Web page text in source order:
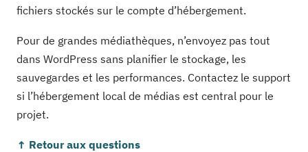
fichiers stockés sur le compte d’hébergement.
Pour de grandes médiathèques, n’envoyez pas tout
dans WordPress sans planifier le stockage, les
sauvegardes et les performances. Contactez le support
si l’hébergement local de médias est central pour le
projet.
↑ Retour aux questions